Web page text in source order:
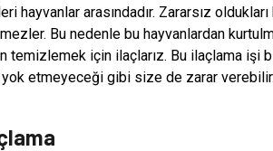
hayvanlar arasındadır. Zararsız
Bu nedenle bu hayvanlardan
temizlemek için ilaçlarız. Bu ilaçlama işi
yok etmeyeceği gibi size de zarar